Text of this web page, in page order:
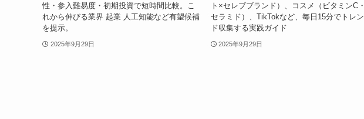
性・参入難易度・初期投資で短時間比較。こ
れから伸びる業界 起業 人工知能など有望候補
を提示。
2025年9月29日
ト×セレブブランド）、コスメ（ビタミンC・
セラミド）、TikTokなど、毎日15分でトレン
ド収集する実践ガイド
2025年9月29日